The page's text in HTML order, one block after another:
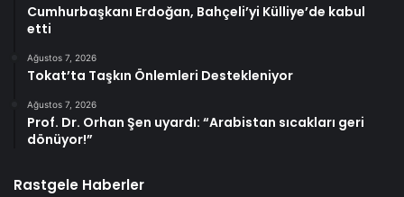
Cumhurbaşkanı Erdoğan, Bahçeli’yi Külliye’de kabul
etti
Ağustos 7, 2026
Tokat’ta Taşkın Önlemleri Destekleniyor
Ağustos 7, 2026
Prof. Dr. Orhan Şen uyardı: “Arabistan sıcakları geri
dönüyor!”
Rastgele Haberler